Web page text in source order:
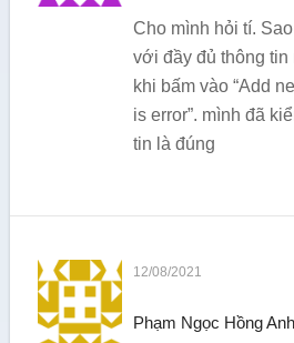
Cho mình hỏi tí.
với đầy đủ thông
khi bấm vào “Add
is error”. mình đã
tin là đúng
12/08/2021
Phạm Ngọc Hồng Anh